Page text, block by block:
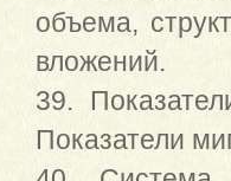
объема,
вложений.
39.
Показатели